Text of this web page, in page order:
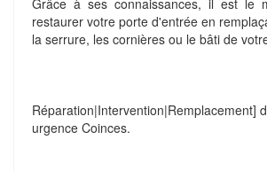
Grâce à ses connaissances, il est le
restaurer votre porte d'entrée en
la serrure, les cornières ou le bâti de
Réparation|Intervention|Remplacement]
urgence Coinces.